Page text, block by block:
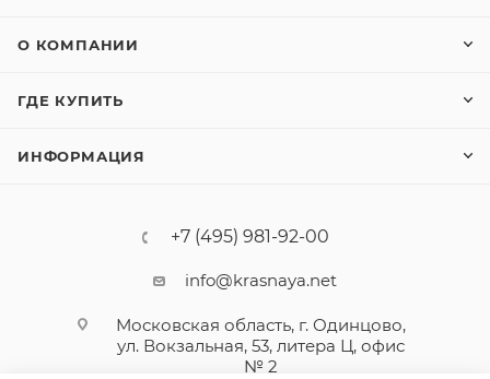
О КОМПАНИИ
ГДЕ КУПИТЬ
ИНФОРМАЦИЯ
+7 (495) 981-92-00
info@krasnaya.net
Московская область, г. Одинцово,
ул. Вокзальная, 53, литера Ц, офис
№ 2